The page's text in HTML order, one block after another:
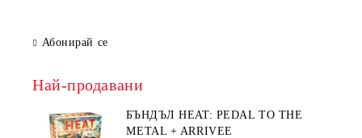
Абонирай се
Най-продавани
БЪНДЪЛ HEAT: PEDAL TO THE
METAL + ARRIVEE